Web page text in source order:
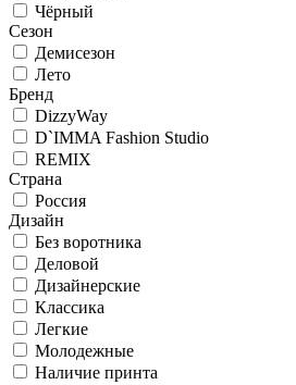
Чёрный
Сезон
Демисезон
Лето
Бренд
DizzyWay
D`IMMA Fashion Studio
REMIX
Страна
Россия
Дизайн
Без воротника
Деловой
Дизайнерские
Классика
Легкие
Молодежные
Наличие принта